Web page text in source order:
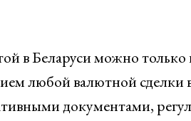
в Беларуси можно только
любой валютной сделки
документами,